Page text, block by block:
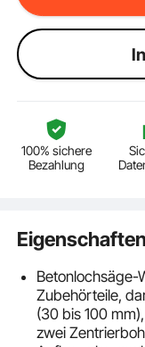
100% sichere
Bezahlung
Betonlochsäge-
Zubehörteile,
(30 bis 100
zwei